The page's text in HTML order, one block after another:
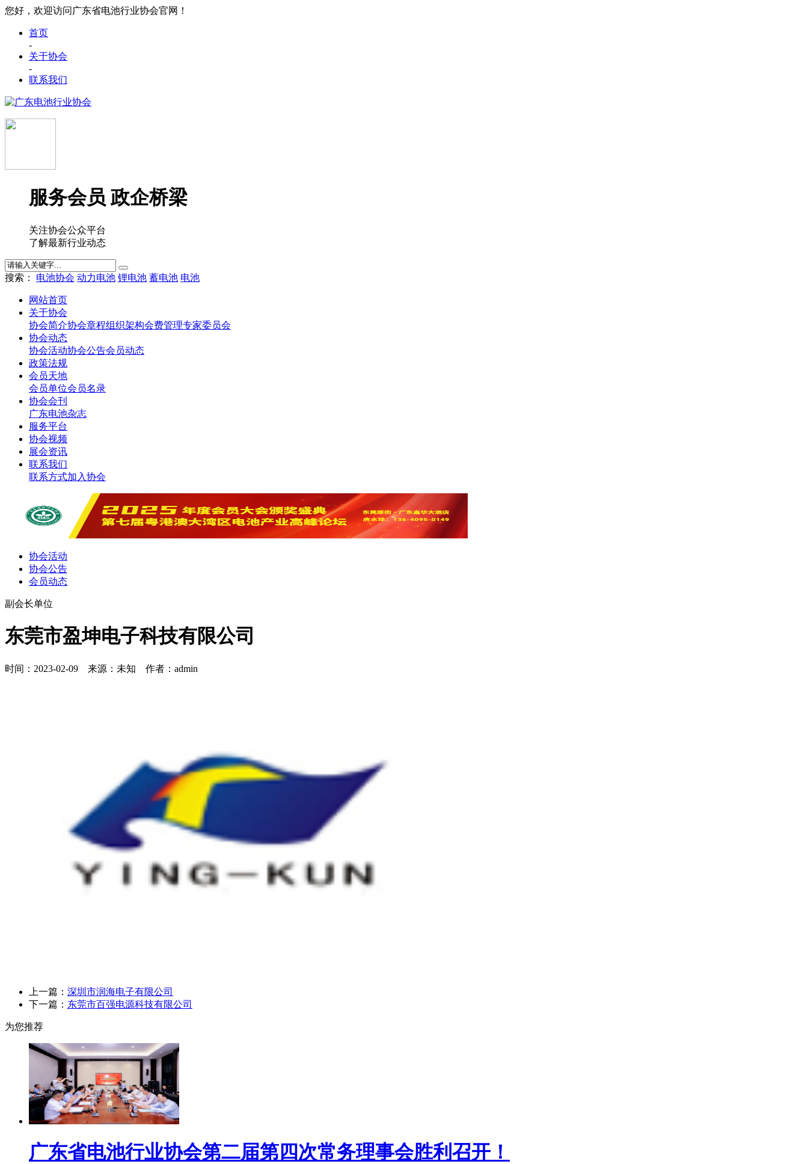
您好，欢迎访问广东省电池行业协会官网！
首页
-
关于协会
-
联系我们
服务会员 政企桥梁
关注协会公众平台
了解最新行业动态
搜索： 电池协会 动力电池 锂电池 蓄电池 电池
网站首页
关于协会
协会简介协会章程组织架构会费管理专家委员会
协会动态
协会活动协会公告会员动态
政策法规
会员天地
会员单位会员名录
协会会刊
广东电池杂志
服务平台
协会视频
展会资讯
联系我们
联系方式加入协会
协会活动
协会公告
会员动态
副会长单位
东莞市盈坤电子科技有限公司
时间：2023-02-09 来源：未知 作者：admin
上一篇： 深圳市润海电子有限公司
下一篇： 东莞市百强电源科技有限公司
为您推荐
广东省电池行业协会第二届第四次常务理事会胜利召开！